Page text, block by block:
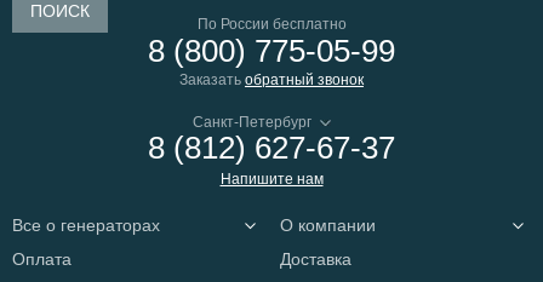
ПОИСК
По России бесплатно
8 (800) 775-05-99
Заказать обратный звонок
8 (812) 627-67-37
Напишите нам
Все о генераторах
О компании
Оплата
Доставка